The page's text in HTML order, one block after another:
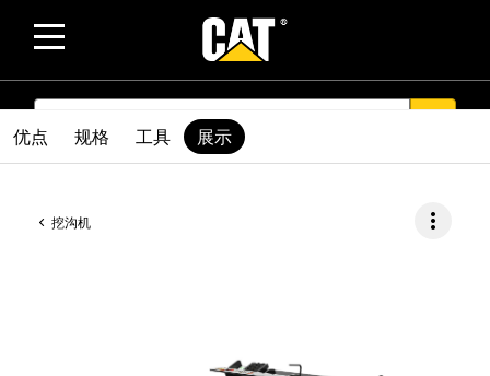
SEARCH
挖沟机 more_vert
优点 规格 工具 展示